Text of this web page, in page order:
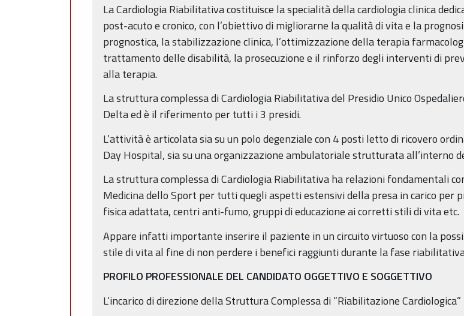
La Cardiologia Riabilitativa costituisce la specialità della cardiologia clinica
post-acuto e cronico, con l’obiettivo di migliorarne la qualità di vita e la
prognostica, la stabilizzazione clinica, l’ottimizzazione della terapia
trattamento delle disabilità, la prosecuzione e il rinforzo degli interventi di
alla terapia.
La struttura complessa di Cardiologia Riabilitativa del Presidio Unico
Delta ed è il riferimento per tutti i 3 presidi.
L’attività è articolata sia su un polo degenziale con 4 posti letto di ricovero
Day Hospital, sia su una organizzazione ambulatoriale strutturata all’interno
La struttura complessa di Cardiologia Riabilitativa ha relazioni fondamentali
Medicina dello Sport per tutti quegli aspetti estensivi della presa in carico per
fisica adattata, centri anti-fumo, gruppi di educazione ai corretti stili di vita etc.
Appare infatti importante inserire il paziente in un circuito virtuoso con la
stile di vita al fine di non perdere i benefici raggiunti durante la fase
PROFILO PROFESSIONALE DEL CANDIDATO OGGETTIVO E SOGGETTIVO
L’incarico di direzione della Struttura Complessa di “Riabilitazione